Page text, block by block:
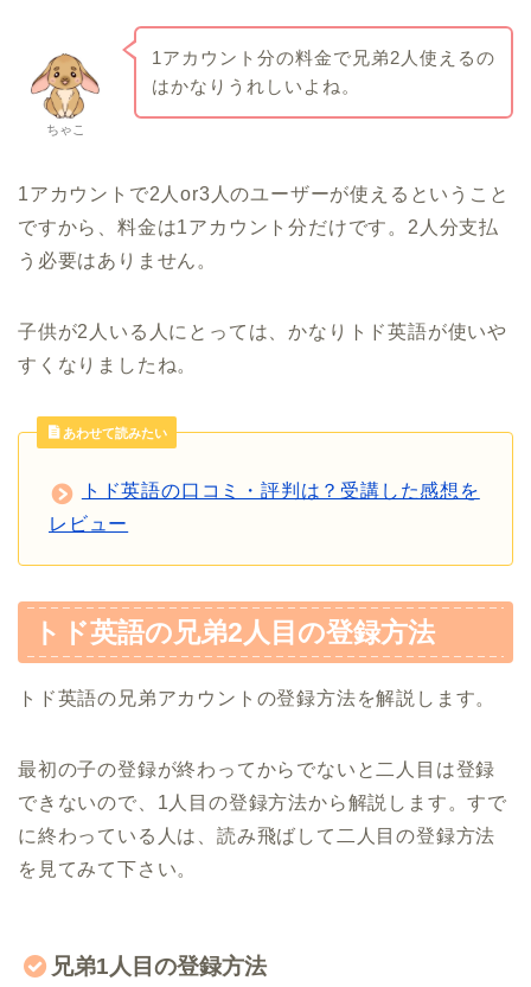
ちゃこ
1アカウント分の料金で兄弟2人使えるの
はかなりうれしいよね。
1アカウントで2人or3人のユーザーが使えるということ
ですから、料金は1アカウント分だけです。2人分支払
う必要はありません。
子供が2人いる人にとっては、かなりトド英語が使いや
すくなりましたね。
あわせて読みたい
トド英語の口コミ・評判は？受講した感想を
レビュー
トド英語の兄弟2人目の登録方法
トド英語の兄弟アカウントの登録方法を解説します。
最初の子の登録が終わってからでないと二人目は登録
できないので、1人目の登録方法から解説します。すで
に終わっている人は、読み飛ばして二人目の登録方法
を見てみて下さい。
兄弟1人目の登録方法